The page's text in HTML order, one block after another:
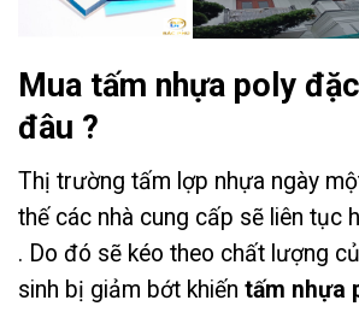
Mua tấm nhựa poly
đâu ?
Thị trường tấm lợp nhựa ngày
thế các nhà cung cấp sẽ liên tục
. Do đó sẽ kéo theo chất lượng
sinh bị giảm bớt khiến tấm nhựa